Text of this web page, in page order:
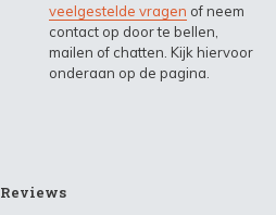
veelgestelde vragen of neem
contact op door te bellen,
mailen of chatten. Kijk hiervoor
onderaan op de pagina.
Reviews